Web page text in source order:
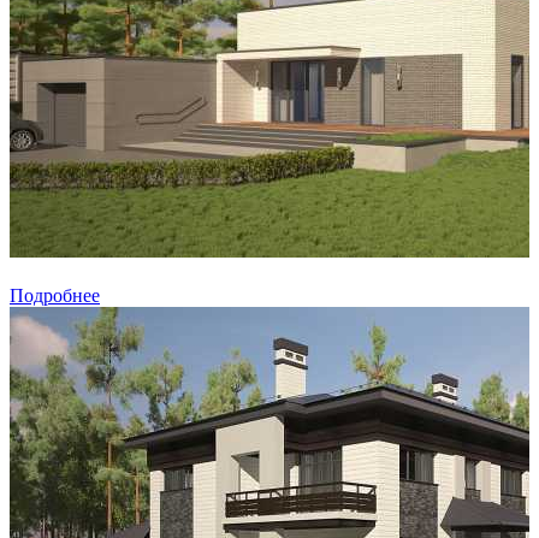
Подробнее